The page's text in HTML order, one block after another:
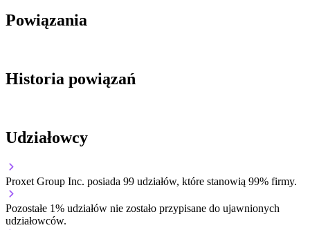
Powiązania
Historia powiązań
Udziałowcy
Proxet Group Inc. posiada 99 udziałów, które stanowią 99% firmy.
Pozostałe 1% udziałów nie zostało przypisane do ujawnionych
udziałowców.